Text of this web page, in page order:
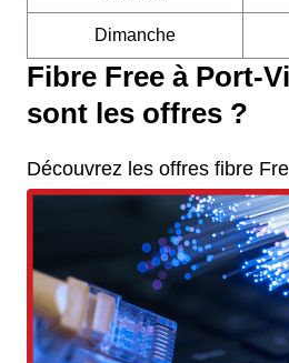
Dimanche
Fibre Free à Port-
sont les offres ?
Découvrez les offres fibre